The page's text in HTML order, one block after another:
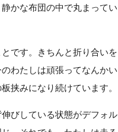
かな布団の中で丸まってい
です。きちんと折り合いを
わたしは頑張ってなんかい
挟みになり続けています。
びしている状態がデフォル